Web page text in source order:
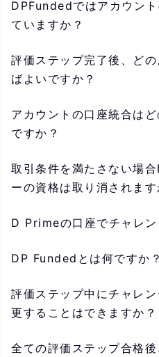
DPFundedではアカウン
ていますか？
評価ステップ完了後、ど
ばよいですか？
アカウントの口座統合は
ですか？
取引条件を満たさない場
ーの資格は取り消されます
D Primeの口座でチャレン
DP Fundedとは何ですか？
評価ステップ中にチャレ
更することはできますか？
全ての評価ステップ合格